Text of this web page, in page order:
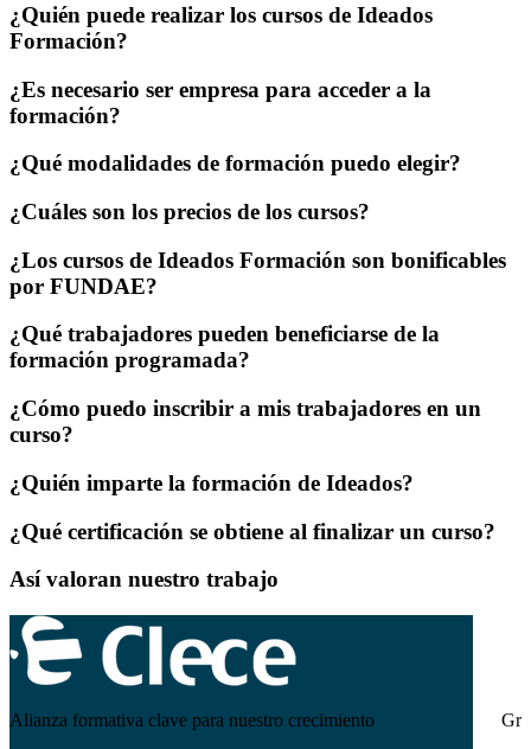
¿Quién puede realizar los cursos de Ideados
Formación?
¿Es necesario ser empresa para acceder a la
formación?
¿Qué modalidades de formación puedo elegir?
¿Cuáles son los precios de los cursos?
¿Los cursos de Ideados Formación son bonificables
por FUNDAE?
¿Qué trabajadores pueden beneficiarse de la
formación programada?
¿Cómo puedo inscribir a mis trabajadores en un
curso?
¿Quién imparte la formación de Ideados?
¿Qué certificación se obtiene al finalizar un curso?
Así valoran nuestro trabajo
Alianza formativa clave para nuestro crecimiento